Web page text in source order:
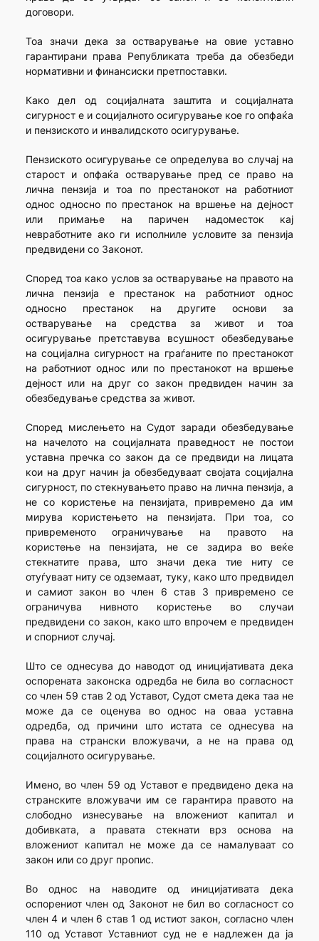
договори.
Тоа значи дека за остварување на овие уставно
гарантирани права Републиката треба да обезбеди
нормативни и финансиски претпоставки.
Како дел од социјалната заштита и социјалната
сигурност е и социјалното осигурување кое го опфаќа
и пензиското и инвалидското осигурување.
Пензиското осигурување се определува во случај на
старост и опфаќа остварување пред се право на
лична пензија и тоа по престанокот на работниот
однос односно по престанок на вршење на дејност
или примање на паричен надоместок кај
невработните ако ги исполниле условите за пензија
предвидени со Законот.
Според тоа како услов за остварување на правото на
лична пензија е престанок на работниот однос
односно престанок на другите основи за
остварување на средства за живот и тоа
осигурување претставува всушност обезбедување
на социјална сигурност на граѓаните по престанокот
на работниот однос или по престанокот на вршење
дејност или на друг со закон предвиден начин за
обезбедување средства за живот.
Според мислењето на Судот заради обезбедување
на начелото на социјалната праведност не постои
уставна пречка со закон да се предвиди на лицата
кои на друг начин ја обезбедуваат својата социјална
сигурност, по стекнувањето право на лична пензија, а
не со користење на пензијата, привремено да им
мирува користењето на пензијата. При тоа, со
привременото ограничување на правото на
користење на пензијата, не се задира во веќе
стекнатите права, што значи дека тие ниту се
отуѓуваат ниту се одземаат, туку, како што предвидел
и самиот закон во член 6 став 3 привремено се
ограничува нивното користење во случаи
предвидени со закон, како што впрочем е предвиден
и спорниот случај.
Што се однесува до наводот од иницијативата дека
оспорената законска одредба не била во согласност
со член 59 став 2 од Уставот, Судот смета дека таа не
може да се оценува во однос на оваа уставна
одредба, од причини што истата се однесува на
права на странски вложувачи, а не на права од
социјалното осигурување.
Имено, во член 59 од Уставот е предвидено дека на
странските вложувачи им се гарантира правото на
слободно изнесување на вложениот капитал и
добивката, а правата стекнати врз основа на
вложениот капитал не може да се намалуваат со
закон или со друг пропис.
Во однос на наводите од иницијативата дека
оспорениот член од Законот не бил во согласност со
член 4 и член 6 став 1 од истиот закон, согласно член
110 од Уставот Уставниот суд не е надлежен да ја